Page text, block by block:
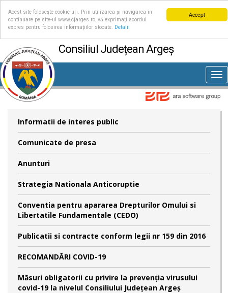
Accept
Acest site folosește cookie-uri. Prin utilizarea și navigarea în
continuare pe site-ul www.cjarges.ro, vă exprimați acordul
expres pentru folosirea informațiilor stocate.
Detalii
Consiliul Județean Argeș
Informatii de interes public
Comunicate de presa
Anunturi
Strategia Nationala Anticoruptie
Conventia pentru apararea Drepturilor Omului si
Libertatile Fundamentale (CEDO)
Publicatii si contracte conform legii nr 159 din 2016
RECOMANDĂRI COVID-19
Măsuri obligatorii cu privire la prevenția virusului
covid-19 la nivelul Consiliului Județean Argeș